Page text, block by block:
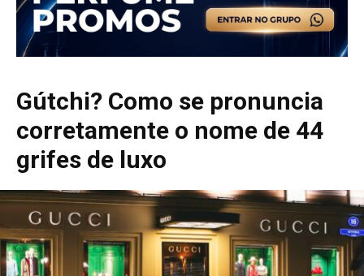
Gútchi? Como se pronuncia
corretamente o nome de 44
grifes de luxo